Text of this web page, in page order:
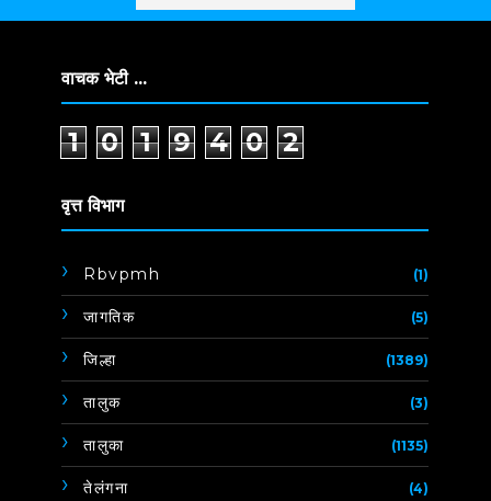
वाचक भेटी ...
1 0 1 9 4 0 2
वृत्त विभाग
Rbvpmh (1)
जागतिक (5)
जिल्हा (1389)
तालुक (3)
तालुका (1135)
तेलंगना (4)